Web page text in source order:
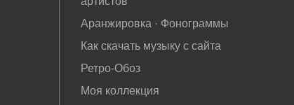
Аранжировка · Фонограммы
Как скачать музыку с сайта
Ретро-Обоз
Моя коллекция